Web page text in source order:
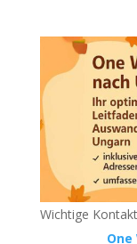
Wichtige